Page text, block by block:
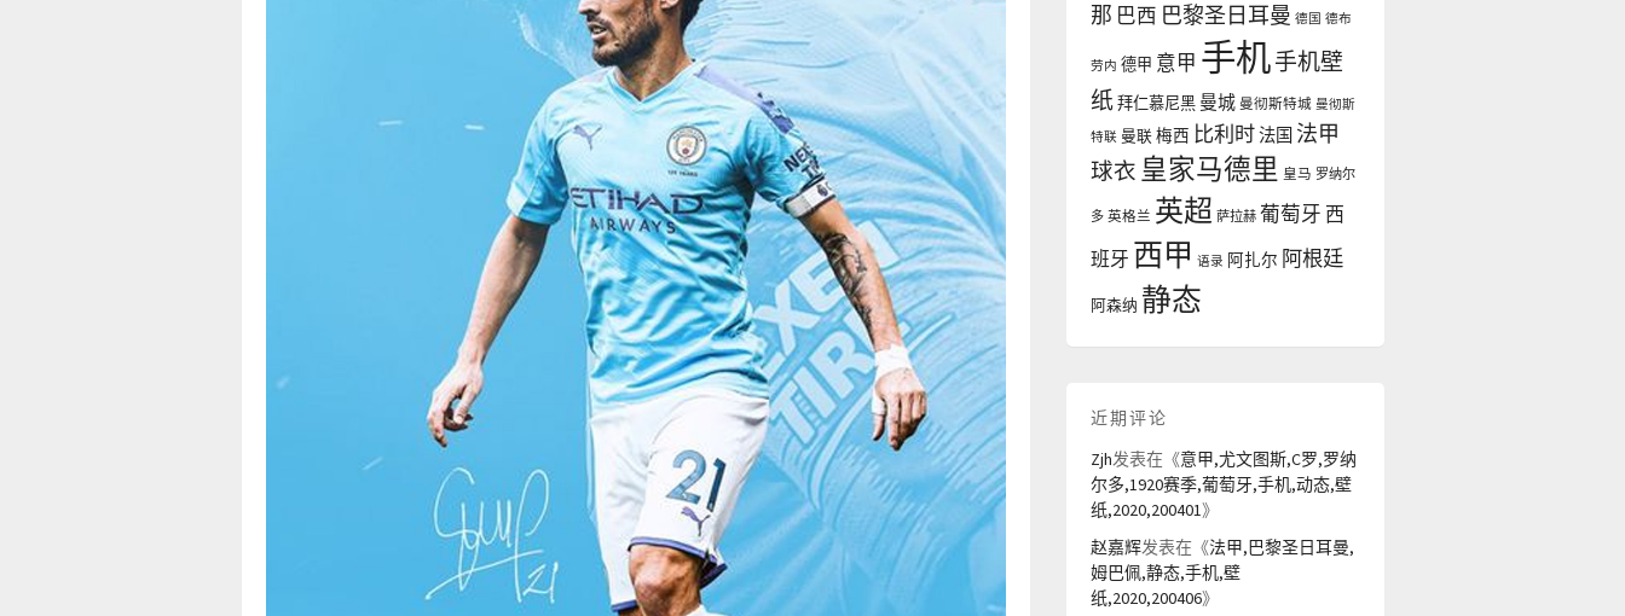
那 巴西 巴黎圣日耳曼 德国 德布
劳内 德甲 意甲 手机手机壁
纸拜仁慕尼黑 曼城 曼彻斯特城 曼彻斯
特联 曼联梅西 比利时法国 法甲
球衣 皇家马德里 皇马 罗纳尔
多 英格兰 英超 萨拉赫 葡萄牙 西
班牙 西甲 语录 阿扎尔 阿根廷
阿森纳 静态
近期评论
Zjh发表在《意甲,尤文图斯,C罗,罗纳
尔多,1920赛季,葡萄牙,手机,动态,壁
纸,2020,200401》
赵嘉辉发表在《法甲,巴黎圣日耳曼,
姆巴佩,静态,手机,壁
纸,2020,200406》